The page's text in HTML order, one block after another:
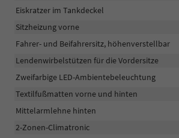
Eiskratzer im Tankdeckel
Sitzheizung vorne
Fahrer- und Beifahrersitz, höhenverstellbar
Lendenwirbelstützen für die Vordersitze
Zweifarbige LED-Ambientebeleuchtung
Textilfußmatten vorne und hinten
Mittelarmlehne hinten
2-Zonen-Climatronic